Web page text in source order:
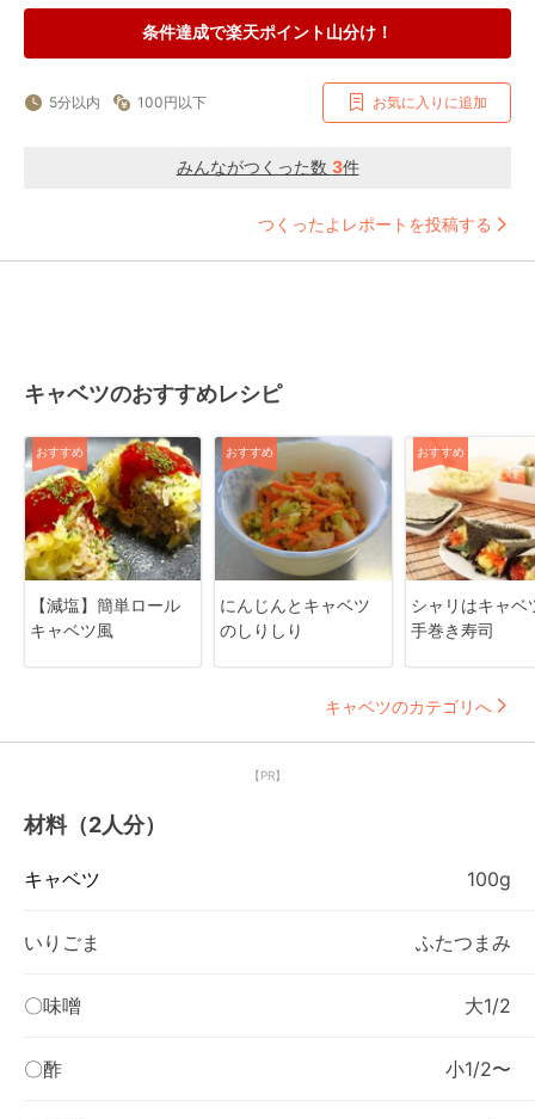
条件達成で楽天ポイント山分け！
5分以内 100円以下 お気に入りに追加
みんながつくった数 3件
つくったよレポートを投稿する
キャベツのおすすめレシピ
おすすめ
【減塩】簡単ロール
キャベツ風
おすすめ
にんじんとキャベツ
のしりしり
おすすめ
シャリはキャベ
手巻き寿司
キャベツのカテゴリへ
【PR】
材料（2人分）
キャベツ 100g
いりごま ふたつまみ
〇味噌 大1/2
〇酢 小1/2〜